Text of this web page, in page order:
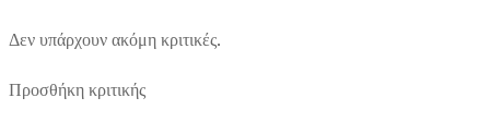
Δεν υπάρχουν ακόμη κριτικές.
Προσθήκη κριτικής